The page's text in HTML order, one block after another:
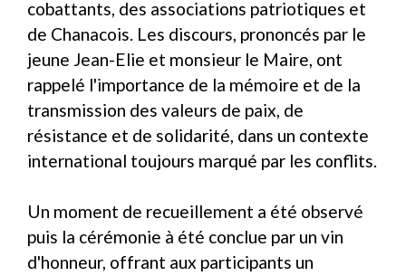
cobattants, des associations patriotiques et
de Chanacois. Les discours, prononcés par le
jeune Jean-Elie et monsieur le Maire, ont
rappelé l'importance de la mémoire et de la
transmission des valeurs de paix, de
résistance et de solidarité, dans un contexte
international toujours marqué par les conflits.
Un moment de recueillement a été observé
puis la cérémonie à été conclue par un vin
d'honneur, offrant aux participants un